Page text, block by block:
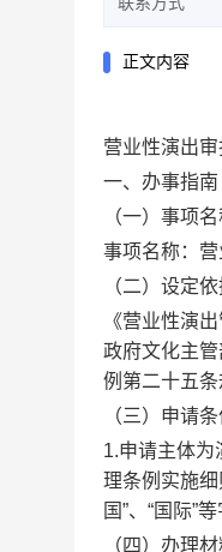
正文内容
营业性演出审
一、办事指南
（一）事项
事项名称：
（二）设定
《营业性演
政府文化主
例第二十五条
（三）申请
1.申请主体为
理条例实施
国”、“国际”
（四）办理